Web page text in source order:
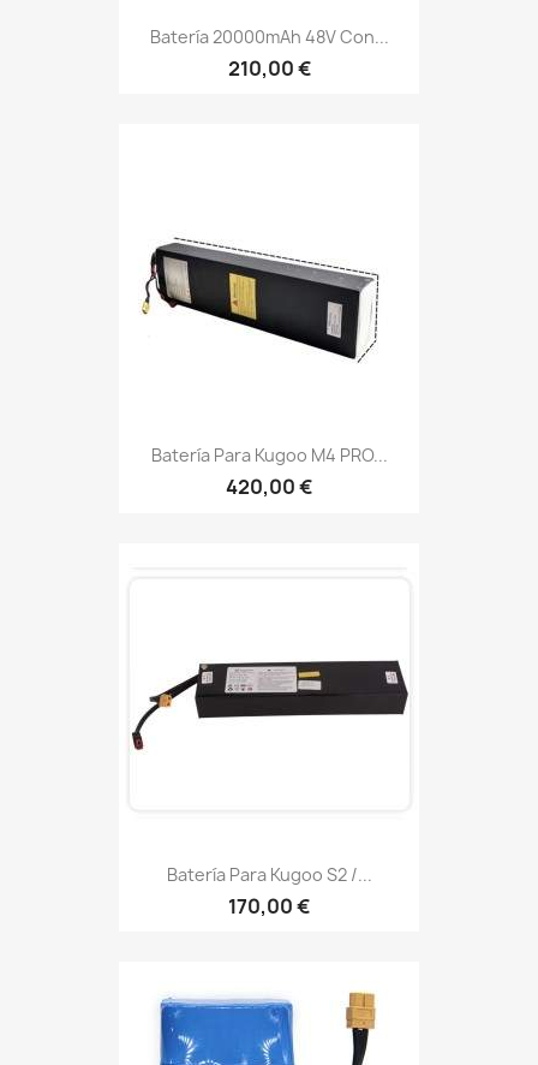
Batería 20000mAh 48V Con...
210,00 €
Batería Para Kugoo M4 PRO...
420,00 €
Batería Para Kugoo S2 /...
170,00 €